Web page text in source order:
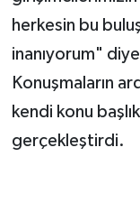
herkesin bu
inanıyorum"
Konuşmaların
kendi konu
gerçekleştirdi.